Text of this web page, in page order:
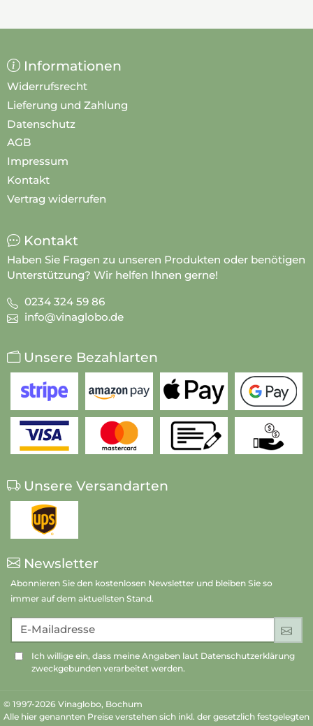
Informationen
Widerrufsrecht
Lieferung und Zahlung
Datenschutz
AGB
Impressum
Kontakt
Vertrag widerrufen
Kontakt
Haben Sie Fragen zu unseren Produkten oder benötigen
Unterstützung? Wir helfen Ihnen gerne!
0234 324 59 86
info@vinaglobo.de
Unsere Bezahlarten
Unsere Versandarten
Newsletter
Abonnieren Sie den kostenlosen Newsletter und bleiben Sie so
immer auf dem aktuellsten Stand.
E-Mailadresse
Ich willige ein, dass meine Angaben laut Datenschutzerklärung
zweckgebunden verarbeitet werden.
© 1997-2026 Vinaglobo, Bochum
Alle hier genannten Preise verstehen sich inkl. der gesetzlich festgelegten